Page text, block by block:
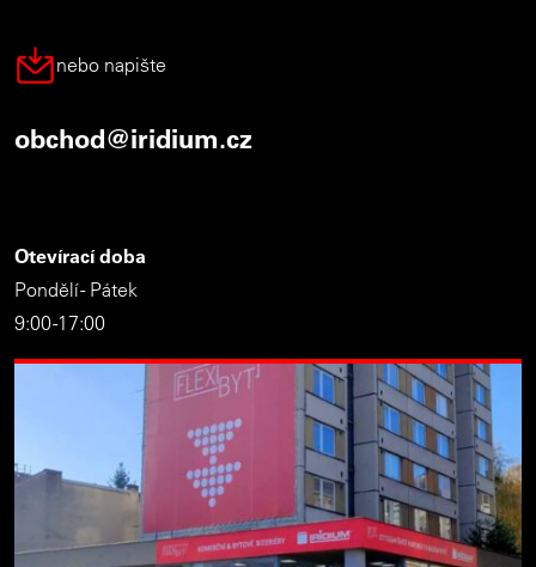
nebo napište
obchod@iridium.cz
Otevírací doba
Pondělí - Pátek
9:00 -17:00